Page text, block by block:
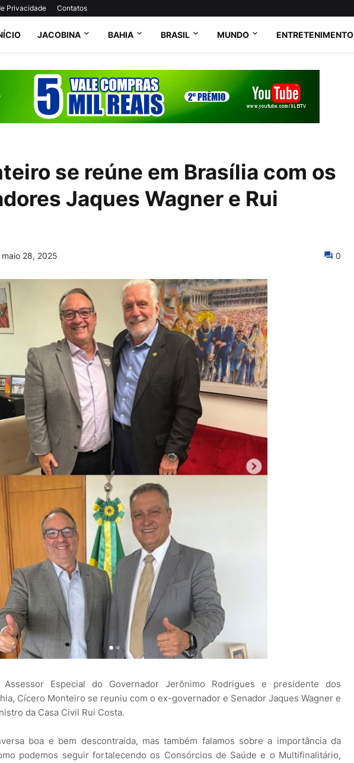
Privacidade Contatos
JACOBINA BAHIA BRASIL MUNDO ENTRETENIMENTO
se reúne em Brasília com os
Jaques Wagner e Rui
maio 28, 2025 0
Especial do Governador Jerônimo Rodrigues e presidente dos
Cícero Monteiro se reuniu com o ex-governador e Senador Jaques Wagner e
da Casa Civil Rui Costa.
boa e bem descontraída, mas também falamos sobre a importância da
podemos seguir fortalecendo os Consórcios de Saúde e o Multifinalitário,